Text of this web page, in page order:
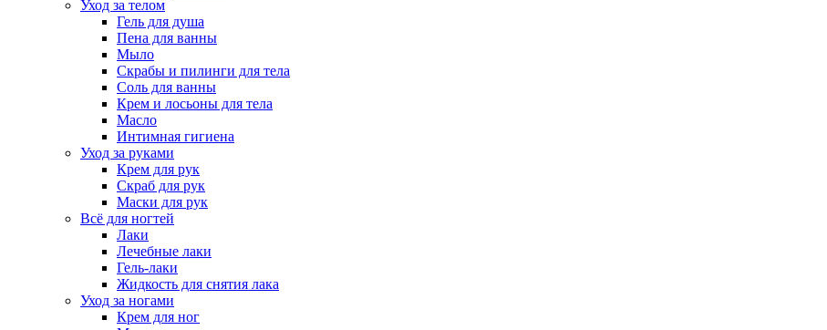
Уход за телом
Гель для душа
Пена для ванны
Мыло
Скрабы и пилинги для тела
Соль для ванны
Крем и лосьоны для тела
Масло
Интимная гигиена
Уход за руками
Крем для рук
Скраб для рук
Маски для рук
Всё для ногтей
Лаки
Лечебные лаки
Гель-лаки
Жидкость для снятия лака
Уход за ногами
Крем для ног